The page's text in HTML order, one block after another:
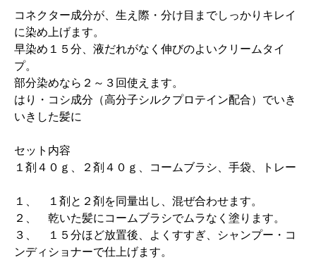
コネクター成分が、生え際・分け目までしっかりキレイ
に染め上げます。
早染め１５分、液だれがなく伸びのよいクリームタイ
プ。
部分染めなら２～３回使えます。
はり・コシ成分（高分子シルクプロテイン配合）でいき
いきした髪に
セット内容
１剤４０ｇ、２剤４０ｇ、コームブラシ、手袋、トレー
１、 １剤と２剤を同量出し、混ぜ合わせます。
２、 乾いた髪にコームブラシでムラなく塗ります。
３、 １５分ほど放置後、よくすすぎ、シャンプー・コ
ンディショナーで仕上げます。